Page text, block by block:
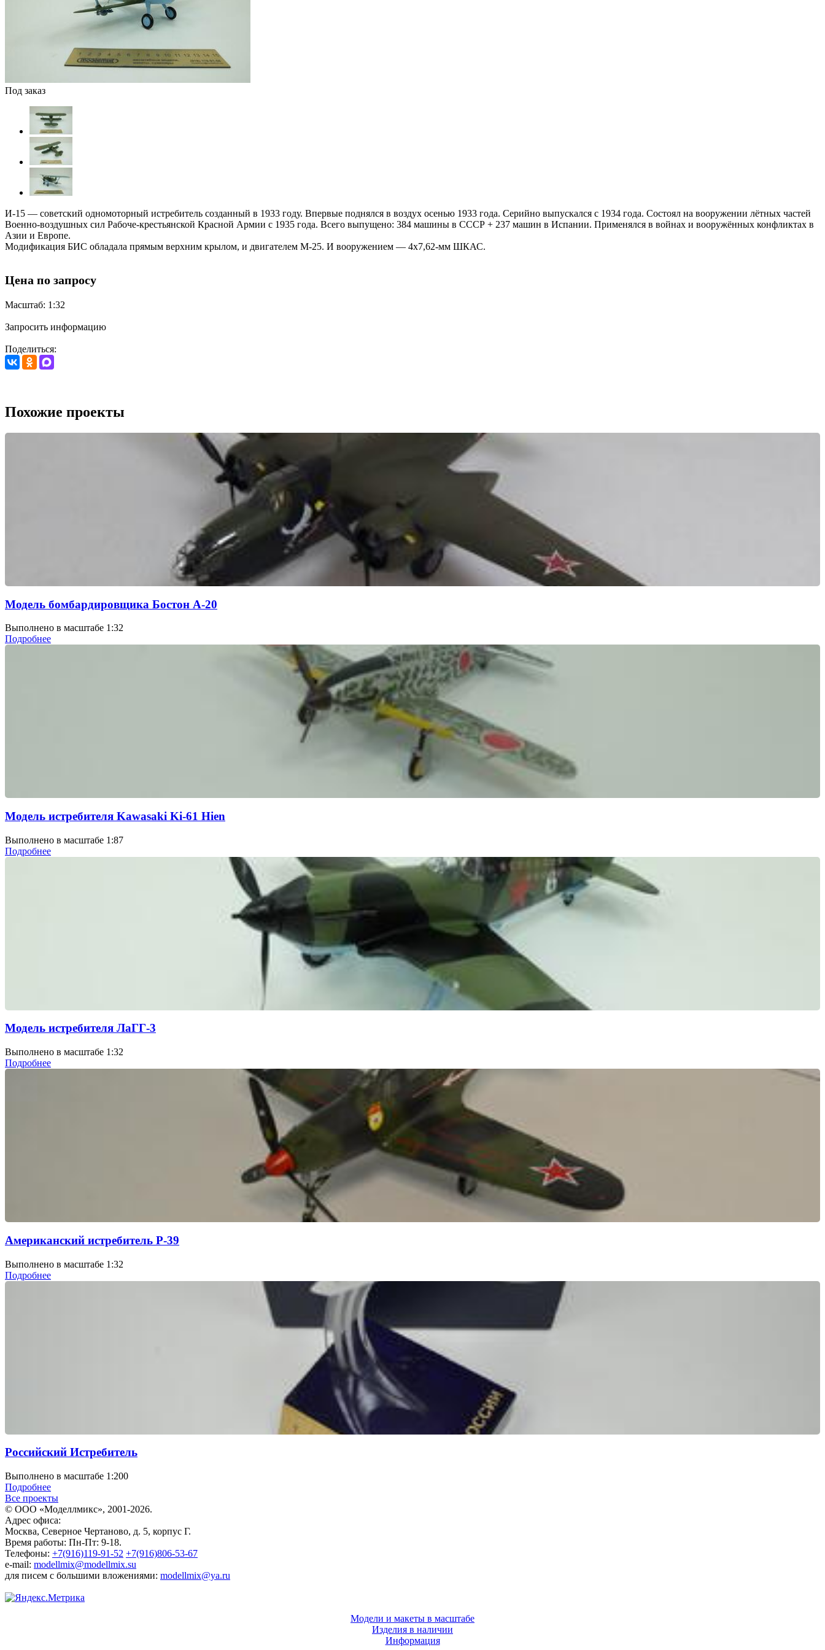
Под заказ
И-15 — советский одномоторный истребитель созданный в 1933 году. Впервые поднялся в воздух осенью 1933 года. Серийно выпускался с 1934 года. Состоял на вооружении лётных частей
Военно-воздушных сил Рабоче-крестьянской Красной Армии с 1935 года. Всего выпущено: 384 машины в СССР + 237 машин в Испании. Применялся в войнах и вооружённых конфликтах в
Азии и Европе.
Модификация БИС обладала прямым верхним крылом, и двигателем М-25. И вооружением — 4х7,62-мм ШКАС.
Цена по запросу
Масштаб: 1:32
Запросить информацию
Поделиться:
Похожие проекты
Модель бомбардировщика Бостон А-20
Выполнено в масштабе 1:32
Подробнее
Модель истребителя Kawasaki Ki-61 Hien
Выполнено в масштабе 1:87
Подробнее
Модель истребителя ЛаГГ-3
Выполнено в масштабе 1:32
Подробнее
Американский истребитель P-39
Выполнено в масштабе 1:32
Подробнее
Российский Истребитель
Выполнено в масштабе 1:200
Подробнее
Все проекты
© ООО «Моделлмикс», 2001-2026.
Адрес офиса:
Москва, Северное Чертаново, д. 5, корпус Г.
Время работы: Пн-Пт: 9-18.
Телефоны: +7(916)119-91-52 +7(916)806-53-67
e-mail: modellmix@modellmix.su
для писем с большими вложениями: modellmix@ya.ru
Модели и макеты в масштабе
Изделия в наличии
Информация